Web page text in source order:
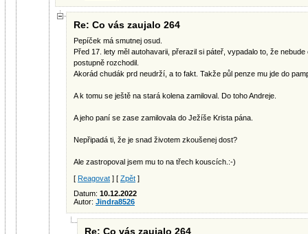
Re: Co vás zaujalo 264
Pepíček má smutnej osud.
Před 17. lety měl autohavarii, přerazil si páteř, vypadalo to, že
postupně rozchodil.
Akorád chudák prd neudrží, a to fakt. Takže půl penze mu jde do
A k tomu se ještě na stará kolena zamiloval. Do toho Andreje.
A jeho paní se zase zamilovala do Ježíše Krista pána.
Nepřipadá ti, že je snad životem zkoušenej dost?
Ale zastropoval jsem mu to na třech kouscích.:-)
[ Reagovat ] [ Zpět ]
Datum: 10.12.2022
Autor: Jindra8526
Re: Co vás zaujalo 264